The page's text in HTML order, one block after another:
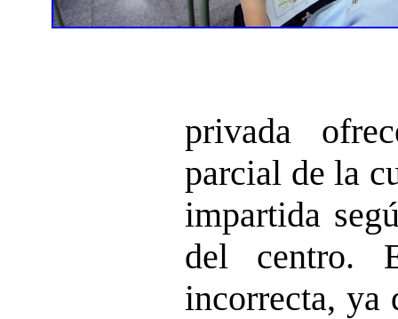
privada
parcial de la
impartida
del centro.
incorrecta, ya